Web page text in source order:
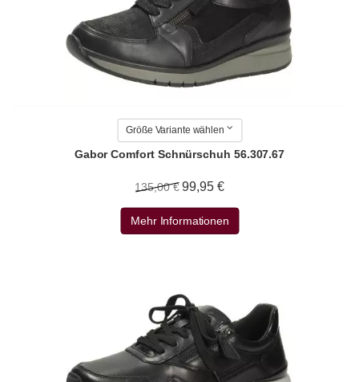
Größe Variante wählen
Gabor Comfort Schnürschuh 56.307.67
135,00 € 99,95 €
Mehr Informationen